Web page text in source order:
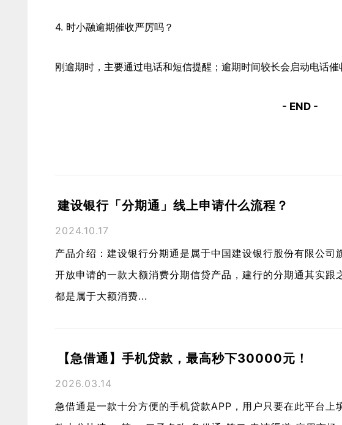
4. 时小融逾期催收严厉吗？
刚逾期时，主要通过电话和短信提醒；逾期时间较长会启动电话
- END -
建设银行「分期通」线上申请什么流程？
2024.10.17
产品介绍：建设银行分期通是属于中国建设银行股份有限公
开放申请的一款大额消费分期信贷产品，建行的分期通其实跟
都是属于大额消费...
【急借通】手机贷款，最高秒下30000元！
2026.03.14
急借通是一款十分方便的手机贷款APP，用户只要在此平台